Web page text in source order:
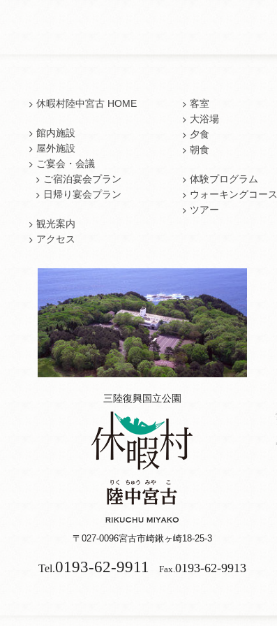
休暇村陸中宮古 HOME
館内施設
屋外施設
ご宴会・会議
ご宿泊宴会プラン
日帰り宴会プラン
観光案内
アクセス
客室
大浴場
夕食
朝食
体験プログラム
ウォーキングコース
ツアー
三陸復興国立公園
〒027-0096宮古市崎鍬ヶ崎18-25-3
Tel.0193-62-9911 Fax. 0193-62-9913